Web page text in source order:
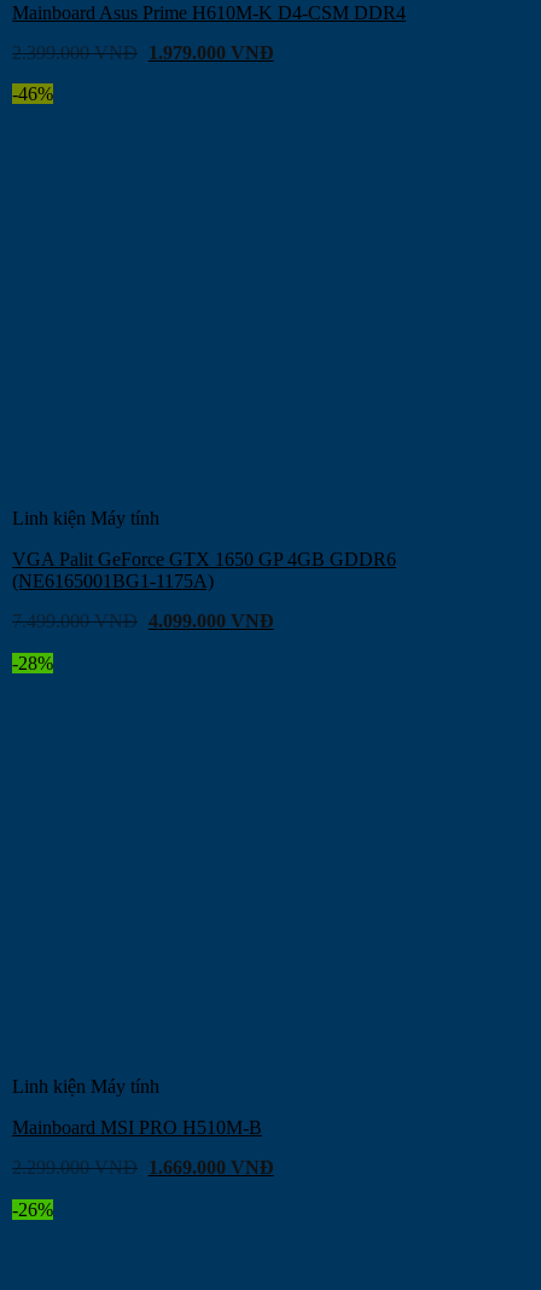
Mainboard Asus Prime H610M-K D4-CSM DDR4
2.399.000VNĐ 1.979.000 VNĐ
-46%
Linh kiện Máy tính
VGA Palit GeForce GTX 1650 GP 4GB GDDR6
(NE6165001BG1-1175A)
7.499.000VNĐ 4.099.000 VNĐ
-28%
Linh kiện Máy tính
Mainboard MSI PRO H510M-B
2.299.000VNĐ 1.669.000 VNĐ
-26%